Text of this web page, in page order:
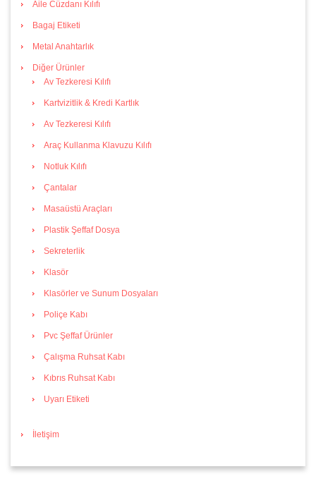
Aile Cüzdanı Kılıfı
Bagaj Etiketi
Metal Anahtarlık
Diğer Ürünler
Av Tezkeresi Kılıfı
Kartvizitlik & Kredi Kartlık
Av Tezkeresi Kılıfı
Araç Kullanma Klavuzu Kılıfı
Notluk Kılıfı
Çantalar
Masaüstü Araçları
Plastik Şeffaf Dosya
Sekreterlik
Klasör
Klasörler ve Sunum Dosyaları
Poliçe Kabı
Pvc Şeffaf Ürünler
Çalışma Ruhsat Kabı
Kıbrıs Ruhsat Kabı
Uyarı Etiketi
İletişim